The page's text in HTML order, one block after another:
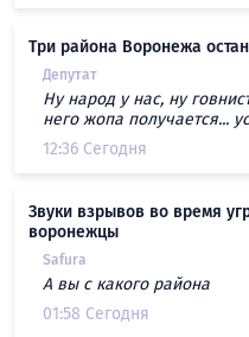
Три района Воронежа
Депутат
Ну народ у нас, ну
него жопа получается...
12:36 Сегодня
Звуки взрывов во время
воронежцы
Safura
А вы с какого района
01:58 Сегодня